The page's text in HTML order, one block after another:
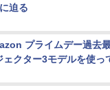
迫る
プライムデー過去
ェクター3モデルを使っ